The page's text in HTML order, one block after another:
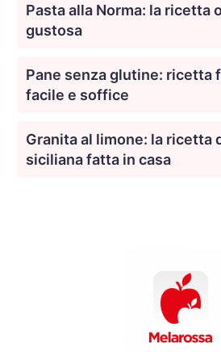
Pasta alla Norma: la ricetta
gustosa
Pane senza glutine: ricetta
facile e soffice
Granita al limone: la ricetta
siciliana fatta in casa